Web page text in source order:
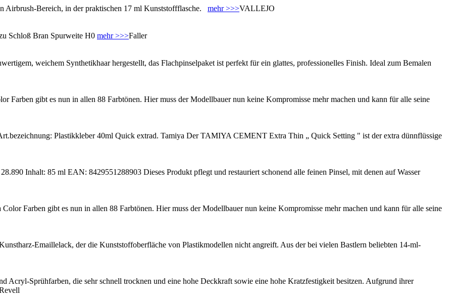
Airbrush-Bereich, in der praktischen 17 ml Kunststoffflasche. mehr >>>VALLEJO
Schloß Bran Spurweite H0 mehr >>>Faller
weichem Synthetikhaar hergestellt, das Flachpinselpaket ist perfekt für ein glattes, professionelles Finish. Ideal zum Bemalen
Farben gibt es nun in allen 88 Farbtönen. Hier muss der Modellbauer nun keine Kompromisse mehr machen und kann für alle seine
Plastikkleber 40ml Quick extrad. Tamiya Der TAMIYA CEMENT Extra Thin „ Quick Setting " ist der extra dünnflüssige
Inhalt: 85 ml EAN: 8429551288903 Dieses Produkt pflegt und restauriert schonend alle feinen Pinsel, mit denen auf Wasser
Farben gibt es nun in allen 88 Farbtönen. Hier muss der Modellbauer nun keine Kompromisse mehr machen und kann für alle seine
Emaillelack, der die Kunststoffoberfläche von Plastikmodellen nicht angreift. Aus der bei vielen Bastlern beliebten 14-ml-
Acryl-Sprühfarben, die sehr schnell trocknen und eine hohe Deckkraft sowie eine hohe Kratzfestigkeit besitzen. Aufgrund ihrer